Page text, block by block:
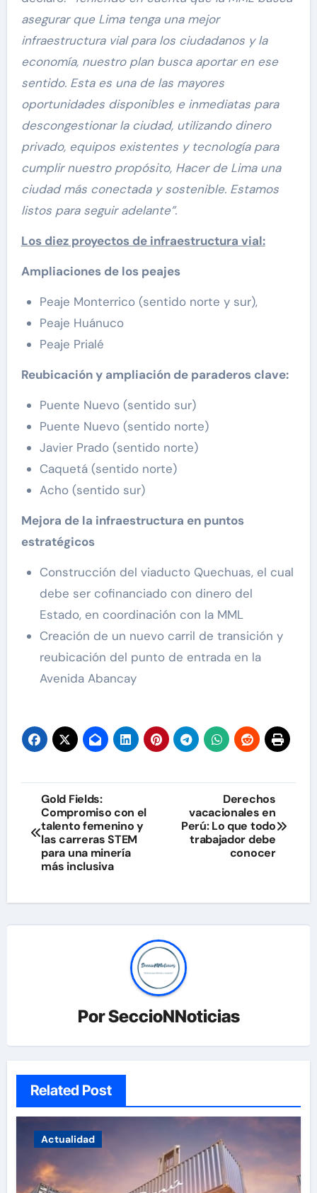
asegurar que Lima tenga una mejor
infraestructura vial para los ciudadanos y la
economía, nuestro plan busca aportar en ese
sentido. Esta es una de las mayores
oportunidades disponibles e inmediatas para
descongestionar la ciudad, utilizando dinero
privado, equipos existentes y tecnología para
cumplir nuestro propósito, Hacer de Lima una
ciudad más conectada y sostenible. Estamos
listos para seguir adelante”.
Los diez proyectos de infraestructura vial:
Ampliaciones de los peajes
Peaje Monterrico (sentido norte y sur),
Peaje Huánuco
Peaje Prialé
Reubicación y ampliación de paraderos clave:
Puente Nuevo (sentido sur)
Puente Nuevo (sentido norte)
Javier Prado (sentido norte)
Caquetá (sentido norte)
Acho (sentido sur)
Mejora de la infraestructura en puntos
estratégicos
Construcción del viaducto Quechuas, el cual
debe ser cofinanciado con dinero del
Estado, en coordinación con la MML
Creación de un nuevo carril de transición y
reubicación del punto de entrada en la
Avenida Abancay
Navegación
de
entradas
Gold Fields:
Compromiso con el
talento femenino y
las carreras STEM
para una minería
más inclusiva
Derechos
vacacionales en
Perú: Lo que todo
trabajador debe
conocer
PorSeccioNNoticias
Related Post
Actualidad